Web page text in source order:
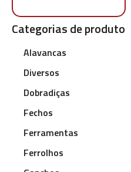
Categorias de produto
Alavancas
Diversos
Dobradiças
Fechos
Ferramentas
Ferrolhos